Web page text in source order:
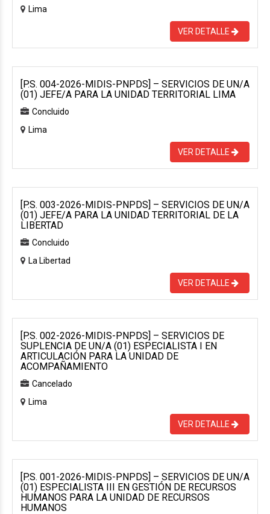
Lima
VER DETALLE
[P.S. 004-2026-MIDIS-PNPDS] – SERVICIOS DE UN/A
(01) JEFE/A PARA LA UNIDAD TERRITORIAL LIMA
Concluido
Lima
VER DETALLE
[P.S. 003-2026-MIDIS-PNPDS] – SERVICIOS DE UN/A
(01) JEFE/A PARA LA UNIDAD TERRITORIAL DE LA
LIBERTAD
Concluido
La Libertad
VER DETALLE
[P.S. 002-2026-MIDIS-PNPDS] – SERVICIOS DE
SUPLENCIA DE UN/A (01) ESPECIALISTA I EN
ARTICULACIÓN PARA LA UNIDAD DE
ACOMPAÑAMIENTO
Cancelado
Lima
VER DETALLE
[P.S. 001-2026-MIDIS-PNPDS] – SERVICIOS DE UN/A
(01) ESPECIALISTA III EN GESTIÓN DE RECURSOS
HUMANOS PARA LA UNIDAD DE RECURSOS
HUMANOS